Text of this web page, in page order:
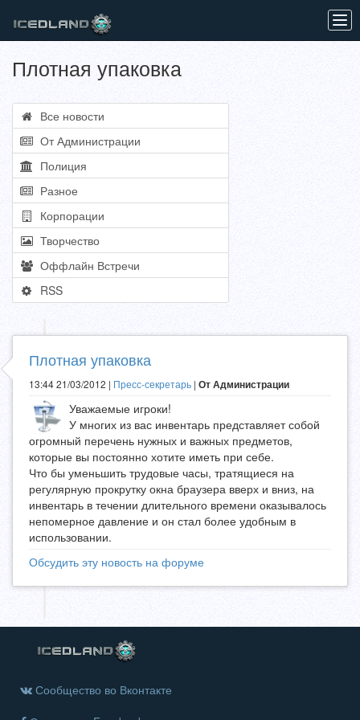
Плотная упаковка
Все новости
От Администрации
Полиция
Разное
Корпорации
Творчество
Оффлайн Встречи
RSS
Плотная упаковка
13:44 21/03/2012 | Пресс-секретарь | От Администрации
Уважаемые игроки!
У многих из вас инвентарь представляет собой
огромный перечень нужных и важных предметов,
которые вы постоянно хотите иметь при себе.
Что бы уменьшить трудовые часы, тратящиеся на
регулярную прокрутку окна браузера вверх и вниз, на
инвентарь в течении длительного времени оказывалось
непомерное давление и он стал более удобным в
использовании.
Обсудить эту новость на форуме
Сообщество во Вконтакте